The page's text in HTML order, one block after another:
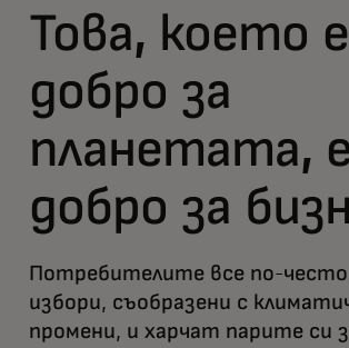
Това, което е
добро за
планетата,
добро за
Потребителите все по-
избори, съобразени с
промени, и харчат парите си